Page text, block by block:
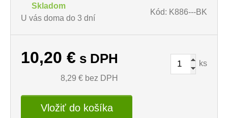
Skladom
U vás doma do 3 dní
Kód: K886---BK
10,20 € s DPH
8,29 € bez DPH
ks
Vložiť do košíka